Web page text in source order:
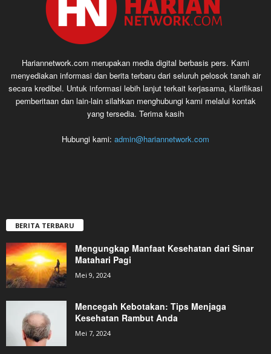
Hariannetwork.com merupakan media digital berbasis pers. Kami
menyediakan informasi dan berita terbaru dari seluruh pelosok tanah air
secara kredibel. Untuk informasi lebih lanjut terkait kerjasama, klarifikasi
pemberitaan dan lain-lain silahkan menghubungi kami melalui kontak
yang tersedia. Terima kasih
Hubungi kami: admin@hariannetwork.com
BERITA TERBARU
Mengungkap Manfaat Kesehatan dari Sinar
Matahari Pagi
Mei 9, 2024
Mencegah Kebotakan: Tips Menjaga
Kesehatan Rambut Anda
Mei 7, 2024